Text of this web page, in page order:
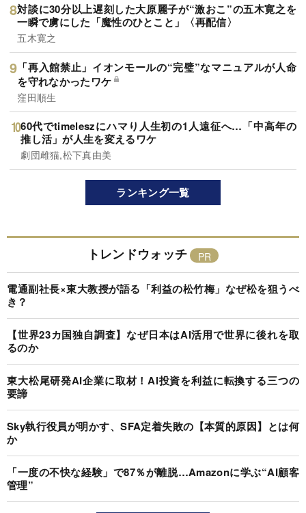
対談に30分以上遅刻した大原麗子が“激おこ”の五木寛之を
一瞬で虜にした「魔性のひとこと」〈再配信〉
五木寛之
「再入館禁止」イオンモールの“完璧”なマニュアルが人命
を守れなかったワケ
窪田順生
60代でtimeleszにハマり人生初の1人遠征へ…「中高年の
推し活」が人生を変えるワケ
劇団雌猫,松下真由美
ランキング一覧
トレンドウォッチ
電通副社長×東大教授が語る「利益の松竹梅」なぜ松を狙うべ
き？
【世界23カ国独自調査】なぜ日本はAI活用で世界に後れを取
るのか
東大松尾研発AI企業に取材！AI投資を利益に転換する三つの
要諦
Sky執行役員が明かす、SFA定着失敗の【本質的原因】とは何
か
「一度の不快な経験」で87％が離脱…Amazonに学ぶ“AI顧客
管理”